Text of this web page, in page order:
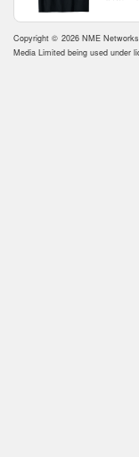
Copyright © 2026 NME
Media Limited being used under